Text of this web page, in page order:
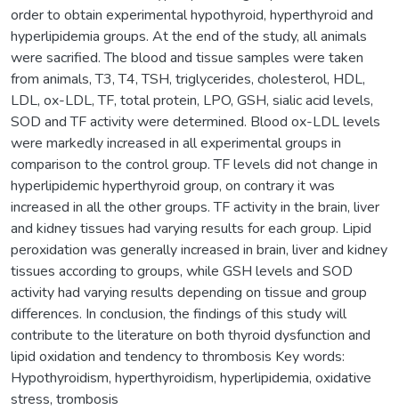
order to obtain experimental hypothyroid, hyperthyroid and
hyperlipidemia groups. At the end of the study, all animals
were sacrified. The blood and tissue samples were taken
from animals, T3, T4, TSH, triglycerides, cholesterol, HDL,
LDL, ox-LDL, TF, total protein, LPO, GSH, sialic acid levels,
SOD and TF activity were determined. Blood ox-LDL levels
were markedly increased in all experimental groups in
comparison to the control group. TF levels did not change in
hyperlipidemic hyperthyroid group, on contrary it was
increased in all the other groups. TF activity in the brain, liver
and kidney tissues had varying results for each group. Lipid
peroxidation was generally increased in brain, liver and kidney
tissues according to groups, while GSH levels and SOD
activity had varying results depending on tissue and group
differences. In conclusion, the findings of this study will
contribute to the literature on both thyroid dysfunction and
lipid oxidation and tendency to thrombosis Key words:
Hypothyroidism, hyperthyroidism, hyperlipidemia, oxidative
stress, trombosis